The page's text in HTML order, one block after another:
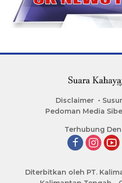
Disclaimer
Pedoman Media
Terhubung
Diterbitkan oleh PT.